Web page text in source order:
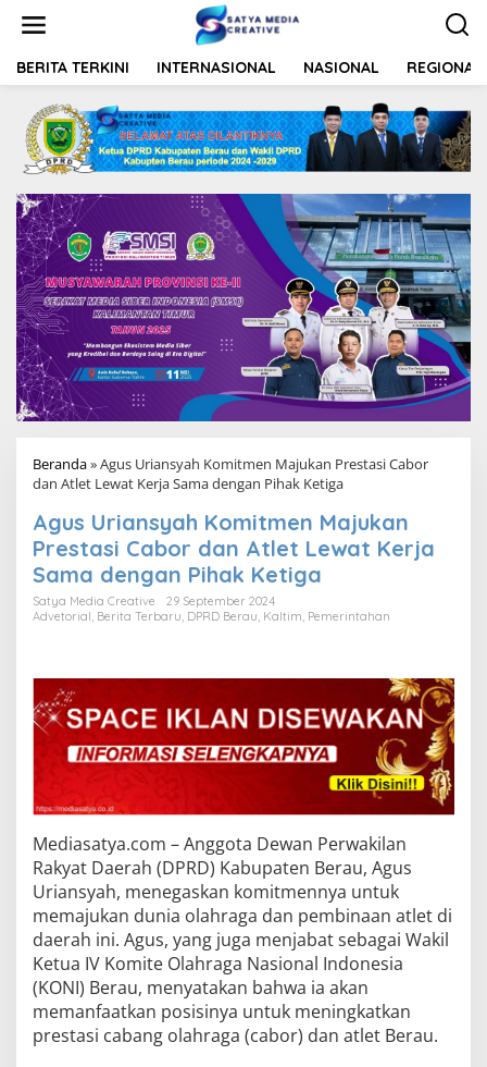
t
BERITA TERKINI INTERNASIONAL NASIONAL REGIONAL
Beranda»Agus Uriansyah Komitmen Majukan Prestasi Cabor
dan Atlet Lewat Kerja Sama dengan Pihak Ketiga
Agus Uriansyah Komitmen Majukan
Prestasi Cabor dan Atlet Lewat Kerja
Sama dengan Pihak Ketiga
Satya Media Creative
29 September 2024
Advetorial Berita Terbaru DPRD Berau Kaltim Pemerintahan
Mediasatya.com – Anggota Dewan Perwakilan
Rakyat Daerah (DPRD) Kabupaten Berau, Agus
Uriansyah, menegaskan komitmennya untuk
memajukan dunia olahraga dan pembinaan atlet di
daerah ini. Agus, yang juga menjabat sebagai Wakil
Ketua IV Komite Olahraga Nasional Indonesia
(KONI) Berau, menyatakan bahwa ia akan
memanfaatkan posisinya untuk meningkatkan
prestasi cabang olahraga (cabor) dan atlet Berau.